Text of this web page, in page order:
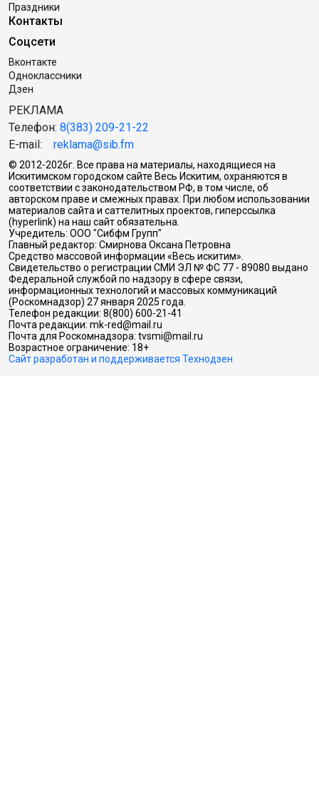
Праздники
Контакты
Соцсети
Вконтакте
Одноклассники
Дзен
РЕКЛАМА
Телефон: 8(383) 209-21-22
E-mail: reklama@sib.fm
© 2012-2026г. Все права на материалы, находящиеся на
Искитимском городском сайте Весь Искитим, охраняются в
соответствии с законодательством РФ, в том числе, об
авторском праве и смежных правах. При любом использовании
материалов сайта и саттелитных проектов, гиперссылка
(hyperlink) на наш сайт обязательна.
Учредитель: ООО "Сибфм Групп"
Главный редактор: Смирнова Оксана Петровна
Средство массовой информации «Весь искитим».
Свидетельство о регистрации СМИ ЭЛ № ФС 77 - 89080 выдано
Федеральной службой по надзору в сфере связи,
информационных технологий и массовых коммуникаций
(Роскомнадзор) 27 января 2025 года.
Телефон редакции: 8(800) 600-21-41
Почта редакции: mk-red@mail.ru
Почта для Роскомнадзора: tvsmi@mail.ru
Возрастное ограничение: 18+
Сайт разработан и поддерживается Технодзен